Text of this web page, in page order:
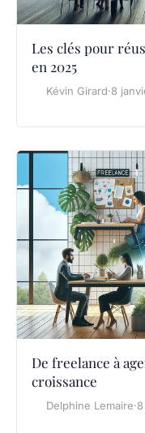
Les clés pour
en 2025
Kévin Girard·8
De freelance à
croissance
Delphine Lemaire·